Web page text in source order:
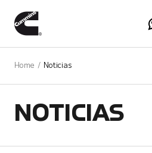
Home Noticias
NOTICIAS